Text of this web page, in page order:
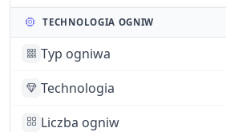
TECHNOLOGIA OGNIW
Typ ogniwa
Technologia
Liczba ogniw